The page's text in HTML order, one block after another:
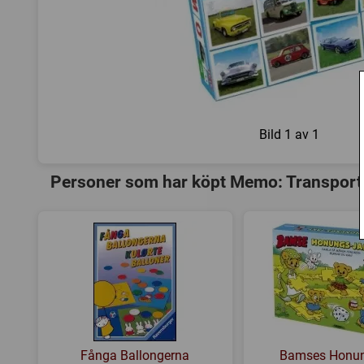
Bild 1 av 1
Personer som har köpt Memo:
Fånga Ballongerna Bamses